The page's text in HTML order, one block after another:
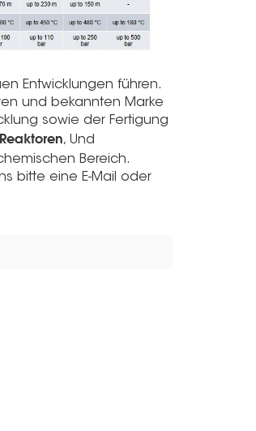
Entwicklungen führen.
und bekannten Marke
sowie der Fertigung
, Und
Bereich.
bitte eine E-Mail oder